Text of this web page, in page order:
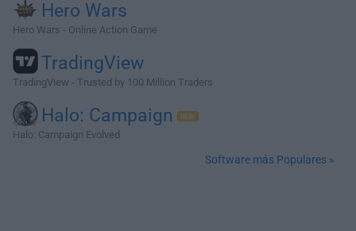
Hero Wars
Hero Wars - Online Action Game
TradingView
TradingView - Trusted by 100 Million Traders
Halo: Campaign
Halo: Campaign Evolved
Software más Populares »